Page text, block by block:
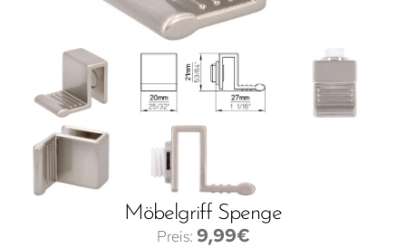
Möbelgriff Spenge
9,99€